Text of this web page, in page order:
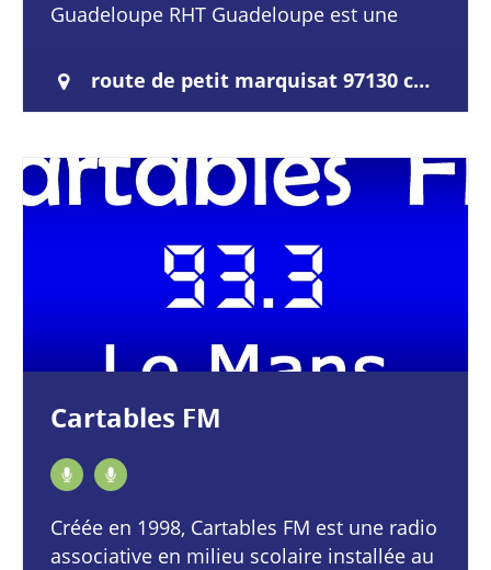
Guadeloupe RHT Guadeloupe est une
sur le territoire de la…
route de petit marquisat 97130 capesterre belle eau
Cartables FM
Créée en 1998, Cartables FM est une radio
associative en milieu scolaire installée au